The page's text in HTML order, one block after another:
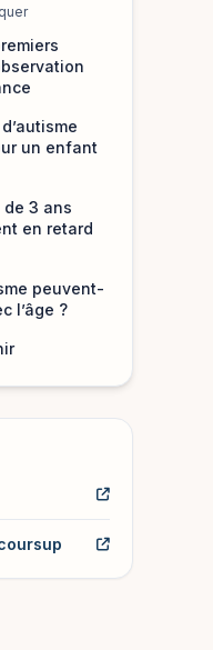
un enfant
3 ans
en retard
peuvent-
l’âge ?